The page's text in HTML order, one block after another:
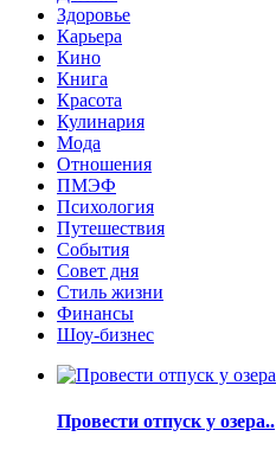
Здоровье
Карьера
Кино
Книга
Красота
Кулинария
Мода
Отношения
ПМЭФ
Психология
Путешествия
События
Совет дня
Стиль жизни
Финансы
Шоу-бизнес
Провести отпуск у озера..